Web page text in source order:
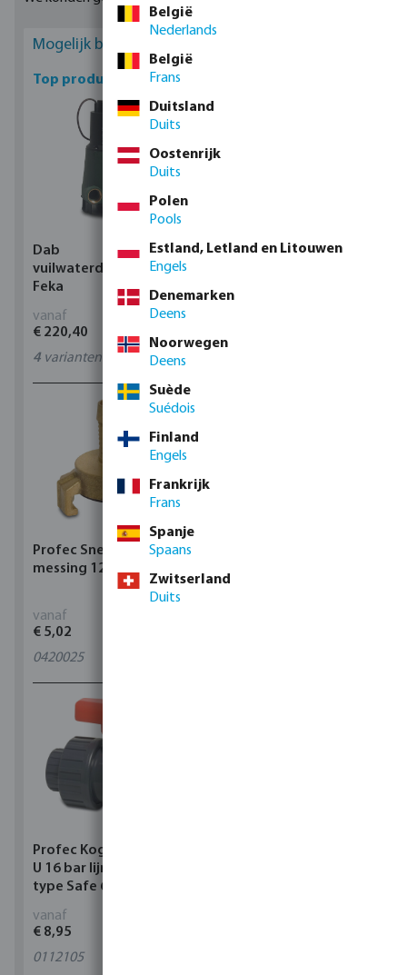
moffen, T-stukken, pluggen enz.
Mogelijk bent u geïnteresseerd
Top producten
Dab
vuilwaterdompelpomp,
Feka
vanaf
€ 220,40
4 varianten
Profec Kogelkraan
binnendraad type 100
Profec Snelkoppeling
messing 12 bar slangtule
vanaf
€ 5,02
0420025
Profec Kogelkraan PVC-
U 16 bar lijmmof grijs
type Safe 600
vanaf
€ 8,95
0112105
België
Nederlands
België
Frans
Duitsland
Duits
Oostenrijk
Duits
Polen
Pools
Estland, Letland en Litouwen
Engels
Denemarken
Deens
Noorwegen
Deens
Suède
Suédois
Finland
Engels
Frankrijk
Frans
Spanje
Spaans
Zwitserland
Duits